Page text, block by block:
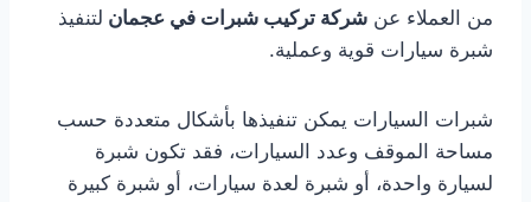
من العملاء عن شركة تركيب شبرات في عجمان لتنفيذ
شبرة سيارات قوية وعملية.
شبرات السيارات يمكن تنفيذها بأشكال متعددة حسب
مساحة الموقف وعدد السيارات، فقد تكون شبرة
لسيارة واحدة، أو شبرة لعدة سيارات، أو شبرة كبيرة